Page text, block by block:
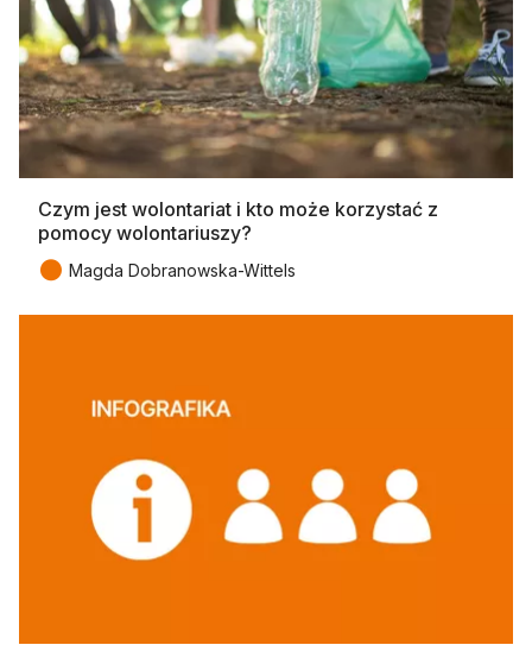
Czym jest wolontariat i kto może korzystać z
pomocy wolontariuszy?
● Magda Dobranowska-Wittels